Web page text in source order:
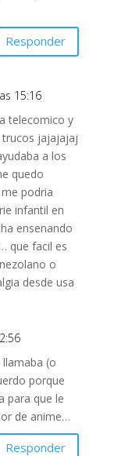
Responder
15:16
telecomico y
jajajajaj
a los
quedo
podria
infantil en
ensenando
que facil es
o
desde usa
(o
porque
para que le
de anime…
Responder